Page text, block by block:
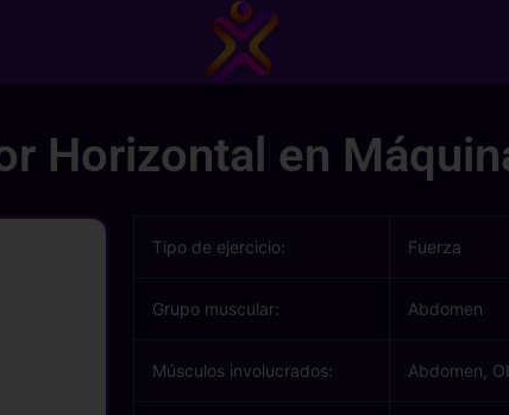
Horizontal en
Tipo de ejercicio: Fuerza
Grupo muscular: Abdomen
Músculos involucrados: Abdomen,